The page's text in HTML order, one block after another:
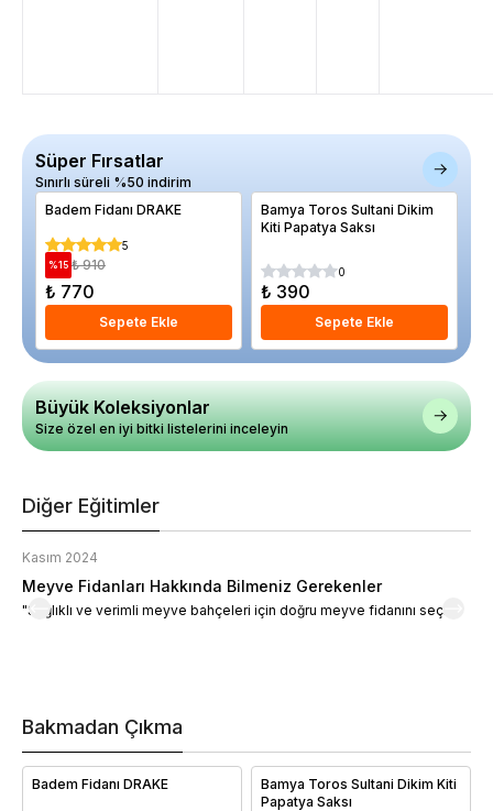
Süper Fırsatlar
Sınırlı süreli %50 indirim
Badem Fidanı DRAKE
5
%15 ₺ 910
₺ 770
Sepete Ekle
Bamya Toros Sultani Dikim
Kiti Papatya Saksı
0
₺ 390
Sepete Ekle
Büyük Koleksiyonlar
Size özel en iyi bitki listelerini inceleyin
Diğer Eğitimler
Kasım 2024
Meyve Fidanları Hakkında Bilmeniz Gerekenler
"Sağlıklı ve verimli meyve bahçeleri için doğru meyve fidanını seçin."
Bakmadan Çıkma
Badem Fidanı DRAKE
Bamya Toros Sultani Dikim Kiti
Papatya Saksı